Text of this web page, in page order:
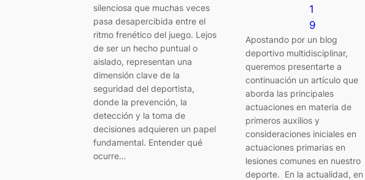
silenciosa que muchas veces
pasa desapercibida entre el
ritmo frenético del juego. Lejos
de ser un hecho puntual o
aislado, representan una
dimensión clave de la
seguridad del deportista,
donde la prevención, la
detección y la toma de
decisiones adquieren un papel
fundamental. Entender qué
ocurre…
1
9
Apostando por un blog
deportivo multidisciplinar,
queremos presentarte a
continuación un artículo que
aborda las principales
actuaciones en materia de
primeros auxilios y
consideraciones iniciales en
actuaciones primarias en
lesiones comunes en nuestro
deporte. En la actualidad, en